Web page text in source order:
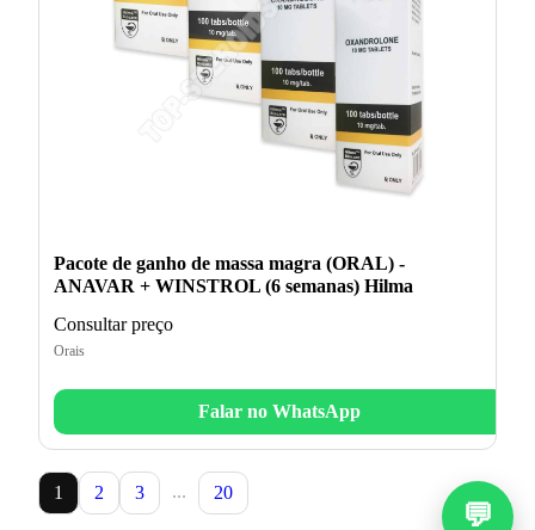
Pacote de ganho de massa magra (ORAL) -
ANAVAR + WINSTROL (6 semanas) Hilma
Consultar preço
Orais
Falar no WhatsApp
1 2 3 ... 20
💬